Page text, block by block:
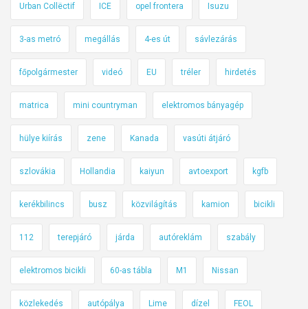
Urban Collëctif ICE opel frontera Isuzu
3-as metró megállás 4-es út sávlezárás
főpolgármester videó EU tréler hirdetés
matrica mini countryman elektromos bányagép
hülye kiírás zene Kanada vasúti átjáró
szlovákia Hollandia kaiyun avtoexport kgfb
kerékbilincs busz közvilágítás kamion bicikli
112 terepjáró járda autóreklám szabály
elektromos bicikli 60-as tábla M1 Nissan
közlekedés autópálya Lime dízel FEOL